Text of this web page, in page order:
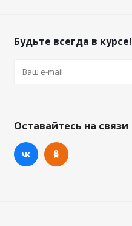
Будьте всегда в курсе!
Оставайтесь на связи